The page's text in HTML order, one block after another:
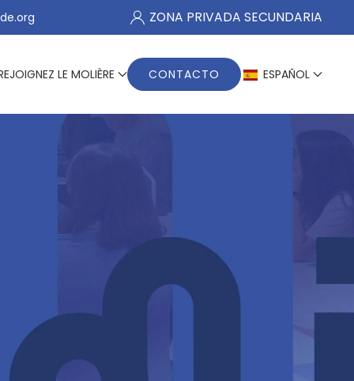
ZONA PRIVADA SECUNDARIA
LE MOLIÈRE CONTACTO ESPAÑOL